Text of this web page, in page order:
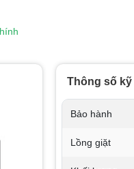
Thông số
Bảo hành
Lồng giặt